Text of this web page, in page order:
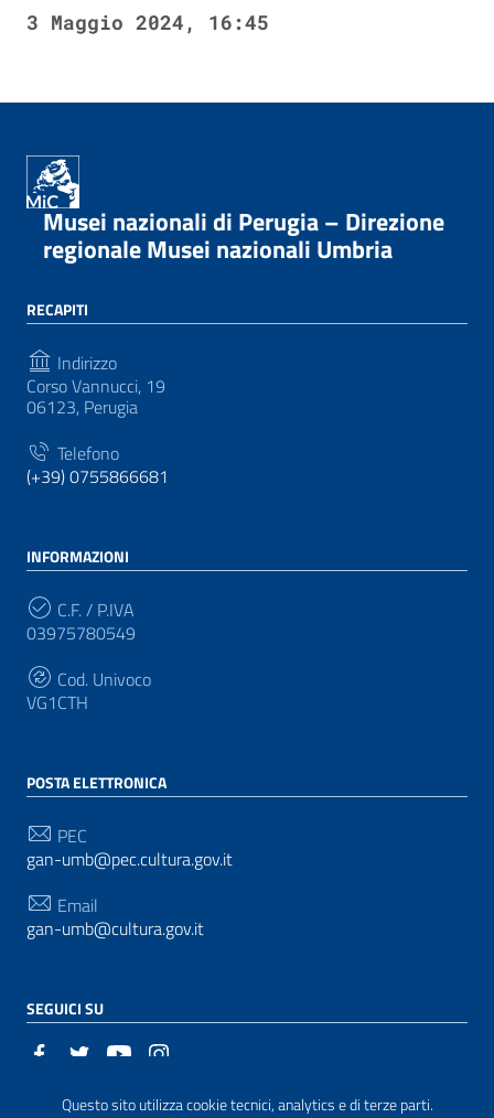
Questo sito utilizza cookie tecnici, analytics e di terze parti.
3 Maggio 2024, 16:45
Musei nazionali di Perugia – Direzione
regionale Musei nazionali Umbria
RECAPITI
Indirizzo
Corso Vannucci, 19
06123, Perugia
Telefono
(+39) 0755866681
INFORMAZIONI
C.F. / P.IVA
03975780549
Cod. Univoco
VG1CTH
POSTA ELETTRONICA
PEC
gan-umb@pec.cultura.gov.it
Email
gan-umb@cultura.gov.it
SEGUICI SU